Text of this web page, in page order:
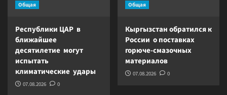
Общая
Республики ЦАР в
ближайшее
десятилетие могут
испытать
климатические удары
07.08.2026 0
Общая
Кыргызстан обратился к
России о поставках
горюче-смазочных
материалов
07.08.2026 0